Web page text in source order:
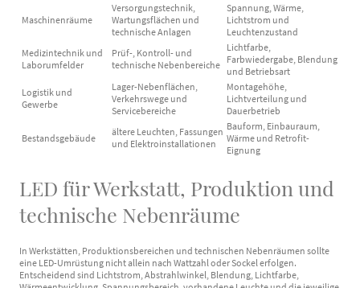
Maschinenräume
Versorgungstechnik,
Wartungsflächen und
technische Anlagen
Spannung, Wärme,
Lichtstrom und
Leuchtenzustand
Medizintechnik und
Laborumfelder
Prüf-, Kontroll- und
technische Nebenbereiche
Lichtfarbe,
Farbwiedergabe, Blendung
und Betriebsart
Logistik und
Gewerbe
Lager-Nebenflächen,
Verkehrswege und
Servicebereiche
Montagehöhe,
Lichtverteilung und
Dauerbetrieb
Bestandsgebäude
ältere Leuchten, Fassungen
und Elektroinstallationen
Bauform, Einbauraum,
Wärme und Retrofit-
Eignung
LED für Werkstatt, Produktion und
technische Nebenräume
In Werkstätten, Produktionsbereichen und technischen Nebenräumen sollte
eine LED-Umrüstung nicht allein nach Wattzahl oder Sockel erfolgen.
Entscheidend sind Lichtstrom, Abstrahlwinkel, Blendung, Lichtfarbe,